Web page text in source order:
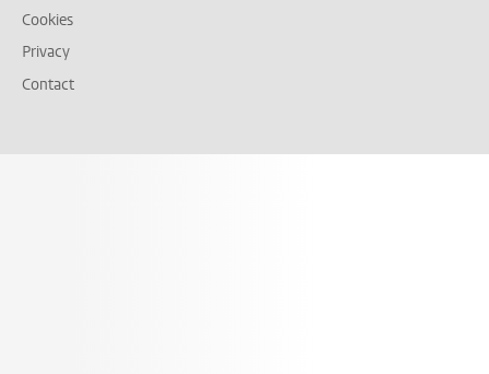
Cookies
Privacy
Contact